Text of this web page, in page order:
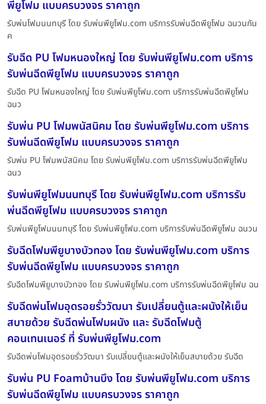
พียูโฟม แบบครบวงจร ราคาถูก
รับพ่นโฟมนนทบุรี โดย รับพ่นพียูโฟม.com บริการรับพ่นฉีดพียูโฟม ฉนวนกัน
ค
รับฉีด PU โฟมหนองใหญ่ โดย รับพ่นพียูโฟม.com บริการ
รับพ่นฉีดพียูโฟม แบบครบวงจร ราคาถูก
รับฉีด PU โฟมหนองใหญ่ โดย รับพ่นพียูโฟม.com บริการรับพ่นฉีดพียูโฟม
ฉนว
รับพ่น PU โฟมพนัสนิคม โดย รับพ่นพียูโฟม.com บริการ
รับพ่นฉีดพียูโฟม แบบครบวงจร ราคาถูก
รับพ่น PU โฟมพนัสนิคม โดย รับพ่นพียูโฟม.com บริการรับพ่นฉีดพียูโฟม
ฉนว
รับพ่นพียูโฟมนนทบุรี โดย รับพ่นพียูโฟม.com บริการรับ
พ่นฉีดพียูโฟม แบบครบวงจร ราคาถูก
รับพ่นพียูโฟมนนทบุรี โดย รับพ่นพียูโฟม.com บริการรับพ่นฉีดพียูโฟม ฉนวน
รับฉีดโฟมพียูบางบัวทอง โดย รับพ่นพียูโฟม.com บริการ
รับพ่นฉีดพียูโฟม แบบครบวงจร ราคาถูก
รับฉีดโฟมพียูบางบัวทอง โดย รับพ่นพียูโฟม.com บริการรับพ่นฉีดพียูโฟม ฉน
รับฉีดพ่นโฟมอุดรอยรั่ววัฒนา รับเปลี่ยนตู้และผนังให้เย็น
สบายด้วย รับฉีดพ่นโฟมผนัง และ รับฉีดโฟมตู้
คอนเทนเนอร์ ที่ รับพ่นพียูโฟม.com
รับฉีดพ่นโฟมอุดรอยรั่ววัฒนา รับเปลี่ยนตู้และผนังให้เย็นสบายด้วย รับฉีด
รับพ่น PU Foamบ้านบึง โดย รับพ่นพียูโฟม.com บริการ
รับพ่นฉีดพียูโฟม แบบครบวงจร ราคาถูก